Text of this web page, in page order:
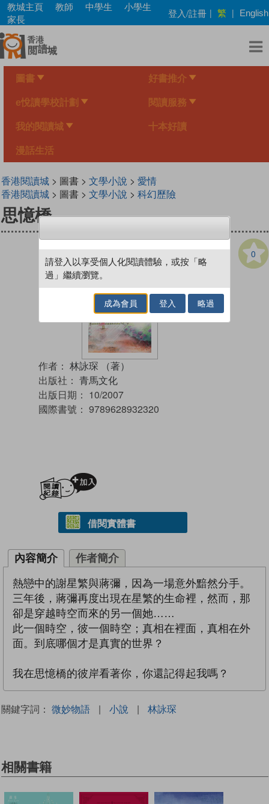
Skip
main
content
教城主頁 教師 中學生
小學生
家長
登入/註冊 | 繁 | English
圖書 好書推介
e悅讀學校計劃 閱讀服務
我的閱讀城 十本好讀
漫話生活
香港閱讀城> 圖書 > 文學小說 > 愛情
香港閱讀城> 圖書 > 文學小說 > 科幻歷險
思憶橋
0
作者： 林詠琛 （著）
出版社： 青馬文化
出版日期： 10/2007
國際書號： 9789628932320
借閱實體書
內容簡介 作者簡介
熱戀中的謝星繁與蔣彌，因為一場意外黯然分手。
三年後，蔣彌再度出現在星繁的生命裡，然而，那
卻是穿越時空而來的另一個她……
此一個時空，彼一個時空；真相在裡面，真相在外
面。到底哪個才是真實的世界？
我在思憶橋的彼岸看著你，你還記得起我嗎？
關鍵字詞： 微妙物語 | 小說 | 林詠琛
相關書籍
請登入以享受個人化閱讀體驗，或按「略
過」繼續瀏覽。
成為會員 登入 略過